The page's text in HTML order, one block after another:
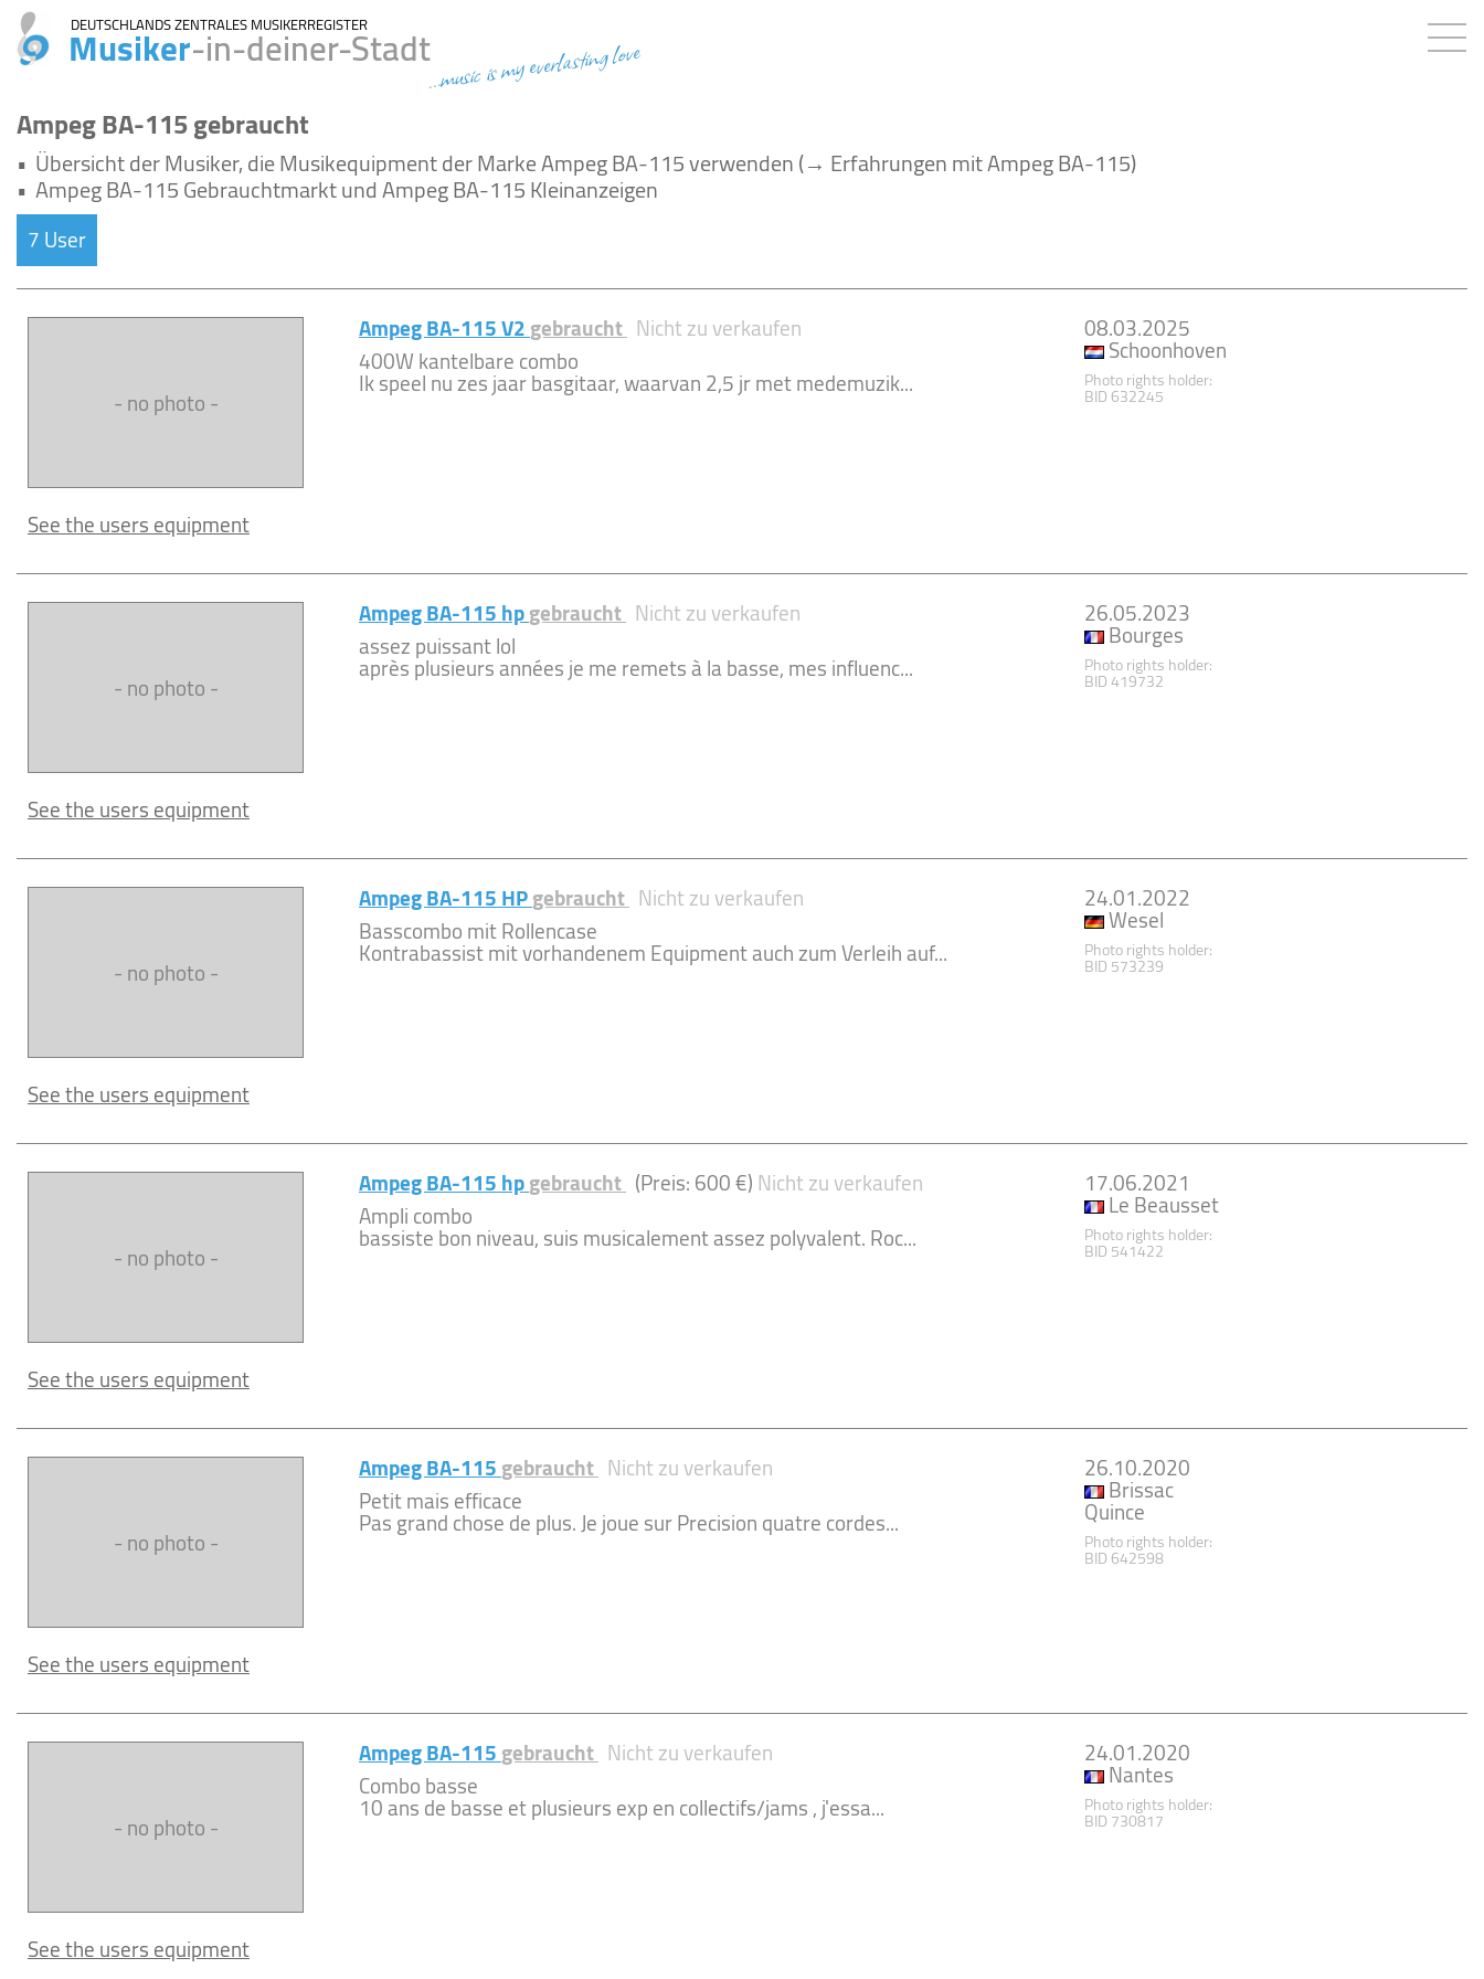
DEUTSCHLANDS ZENTRALES MUSIKERREGISTER
Musiker-in-deiner-Stadt...music is my everlasting love
Ampeg BA-115 gebraucht
• Übersicht der Musiker, die Musikequipment der Marke Ampeg BA-115 verwenden (→ Erfahrungen mit Ampeg BA-115)
• Ampeg BA-115 Gebrauchtmarkt und Ampeg BA-115 Kleinanzeigen
7 User
- no photo -
Ampeg BA-115 V2gebraucht Nicht zu verkaufen
400W kantelbare combo
Ik speel nu zes jaar basgitaar, waarvan 2,5 jr met medemuzik...
08.03.2025
Schoonhoven
Photo rights holder:
BID 632245
See the users equipment
- no photo -
Ampeg BA-115 hpgebraucht Nicht zu verkaufen
assez puissant lol
après plusieurs années je me remets à la basse, mes influenc...
26.05.2023
Bourges
Photo rights holder:
BID 419732
See the users equipment
- no photo -
Ampeg BA-115 HPgebraucht Nicht zu verkaufen
Basscombo mit Rollencase
Kontrabassist mit vorhandenem Equipment auch zum Verleih auf...
24.01.2022
Wesel
Photo rights holder:
BID 573239
See the users equipment
- no photo -
Ampeg BA-115 hpgebraucht (Preis: 600 €)Nicht zu verkaufen
Ampli combo
bassiste bon niveau, suis musicalement assez polyvalent. Roc...
17.06.2021
Le Beausset
Photo rights holder:
BID 541422
See the users equipment
- no photo -
Ampeg BA-115gebraucht Nicht zu verkaufen
Petit mais efficace
Pas grand chose de plus. Je joue sur Precision quatre cordes...
26.10.2020
Brissac
Quince
Photo rights holder:
BID 642598
See the users equipment
- no photo -
Ampeg BA-115gebraucht Nicht zu verkaufen
Combo basse
10 ans de basse et plusieurs exp en collectifs/jams , j'essa...
24.01.2020
Nantes
Photo rights holder:
BID 730817
See the users equipment